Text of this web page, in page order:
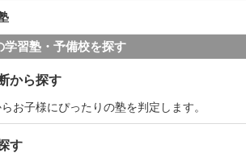
学習塾・予備校を探す
から探す
お子様にぴったりの塾を判定します。
す